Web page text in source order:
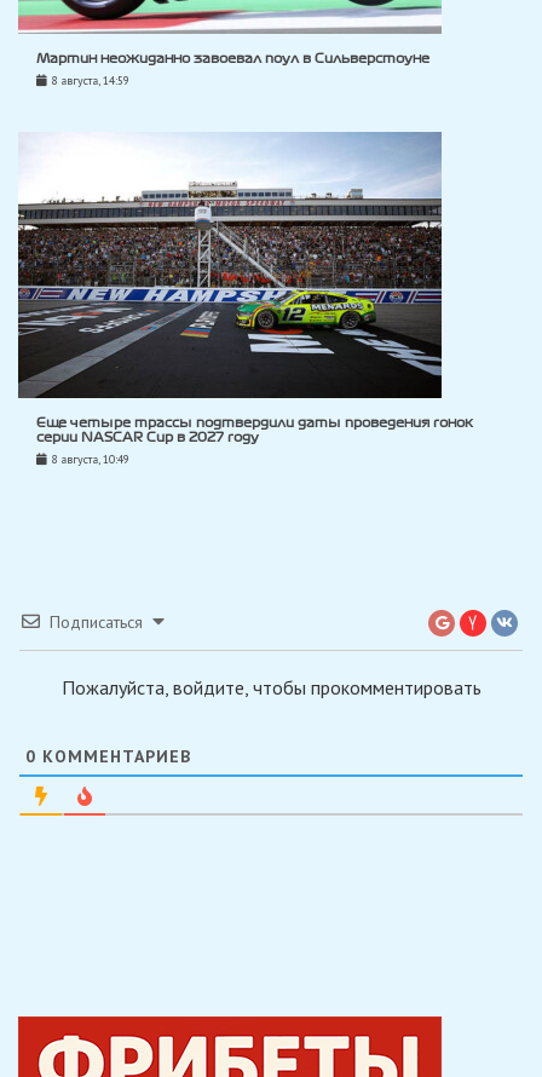
Мартин неожиданно завоевал поул в Сильверстоуне
8 августа, 14:59
Еще четыре трассы подтвердили даты проведения гонок
серии NASCAR Cup в 2027 году
8 августа, 10:49
Подписаться
Пожалуйста, войдите, чтобы прокомментировать
0 КОММЕНТАРИЕВ